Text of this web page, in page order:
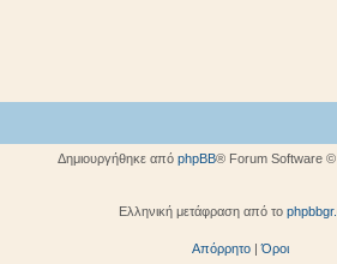
Δημιουργήθηκε από phpBB® Forum Software ©
Ελληνική μετάφραση από το
Απόρρητο|Όροι